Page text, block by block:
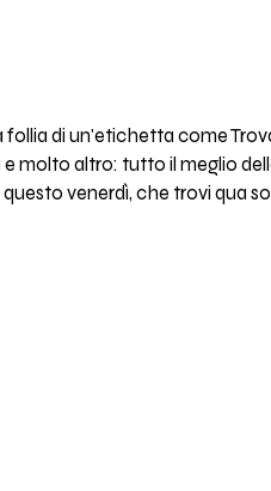
di un'etichetta come
molto altro: tutto il meglio
venerdì, che trovi qua